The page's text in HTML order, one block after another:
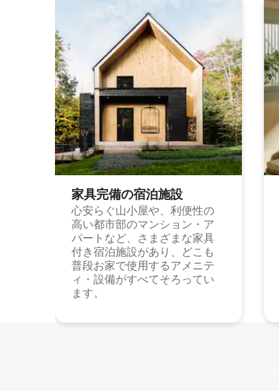
家具完備の宿⁠泊⁠施⁠設
心安らぐ山小屋や、利便性の
高い都市部のマンション・ア
パートなど、さまざまな家具
付き宿泊施設があり、どこも
普段お家で使用するアメニテ
ィ・設備がすべてそろってい
ます。